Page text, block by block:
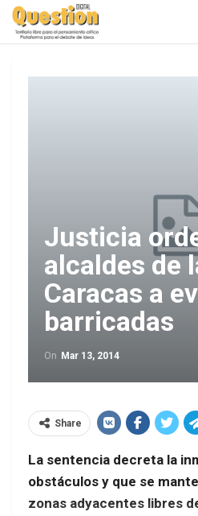
Justicia
alcaldes de
Caracas a
barricadas
On Mar 13, 2014
Share
La sentencia decreta la
obstáculos y que se
zonas adyacentes libres